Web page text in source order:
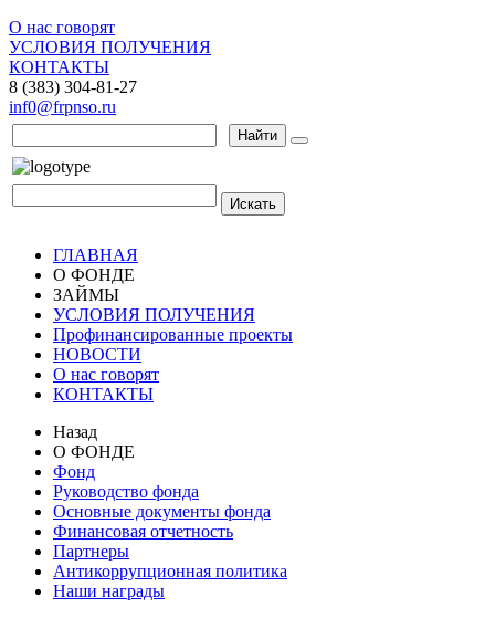
О нас говорят
УСЛОВИЯ ПОЛУЧЕНИЯ
КОНТАКТЫ
8 (383) 304-81-27
inf0@frpnso.ru
Найти
Искать
ГЛАВНАЯ
О ФОНДЕ
ЗАЙМЫ
УСЛОВИЯ ПОЛУЧЕНИЯ
Профинансированные проекты
НОВОСТИ
О нас говорят
КОНТАКТЫ
Назад
О ФОНДЕ
Фонд
Руководство фонда
Основные документы фонда
Финансовая отчетность
Партнеры
Антикоррупционная политика
Наши награды